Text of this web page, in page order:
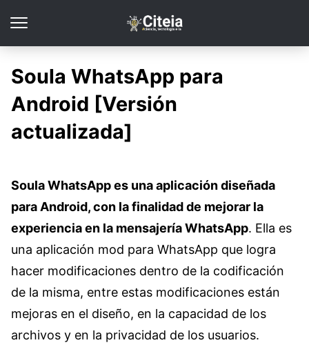
Soula WhatsApp para
Android [Versión
actualizada]
Soula WhatsApp es una aplicación diseñada
para Android, con la finalidad de mejorar la
experiencia en la mensajería WhatsApp. Ella es
una aplicación mod para WhatsApp que logra
hacer modificaciones dentro de la codificación
de la misma, entre estas modificaciones están
mejoras en el diseño, en la capacidad de los
archivos y en la privacidad de los usuarios.